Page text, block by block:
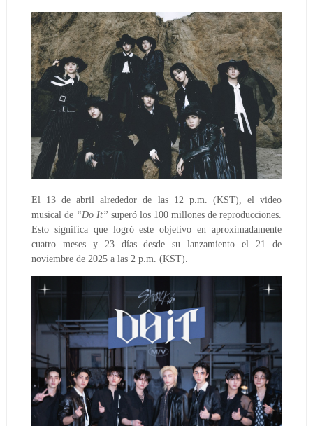
El 13 de abril alrededor de las 12 p.m. (KST), el video
musical de “Do It” superó los 100 millones de reproducciones.
Esto significa que logró este objetivo en aproximadamente
cuatro meses y 23 días desde su lanzamiento el 21 de
noviembre de 2025 a las 2 p.m. (KST).